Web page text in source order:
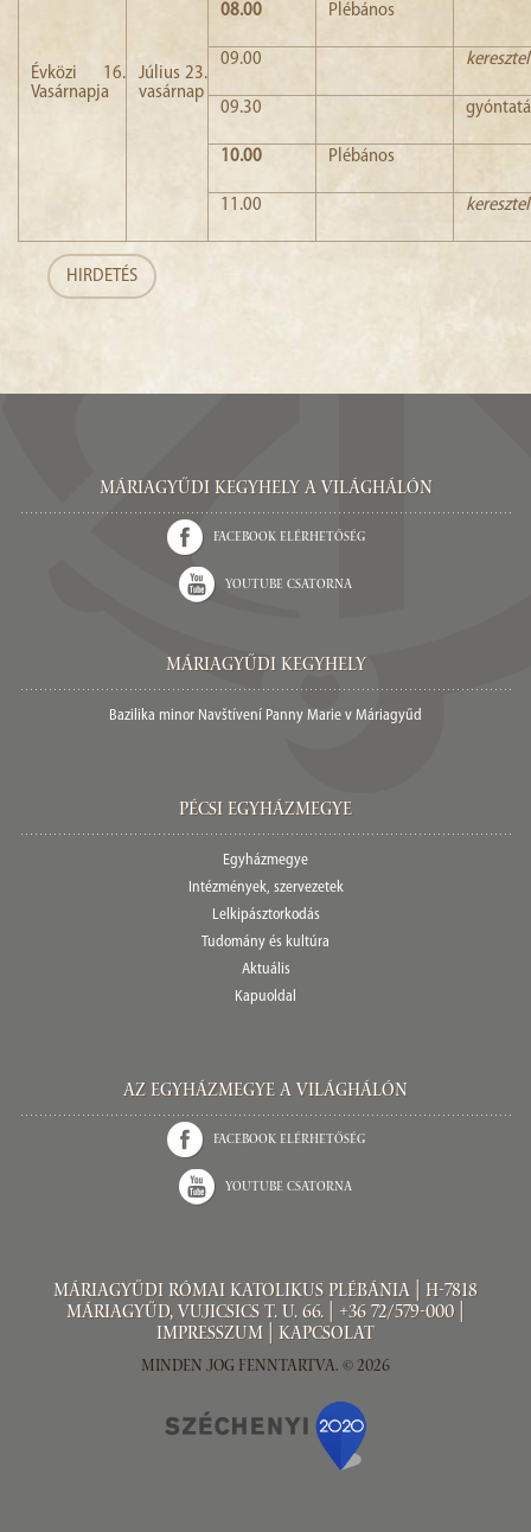
Évközi 16.
Vasárnapja
Július 23.
vasárnap
08.00 Plébános
09.00
09.30
10.00 Plébános
11.00
HIRDETÉS
Máriagyűdi Kegyhely a világhálón
Facebook elérhetőség
Youtube csatorna
Máriagyűdi Kegyhely
Bazilika minor Navštívení Panny Marie v Máriagyűd
Pécsi egyházmegye
Egyházmegye
Intézmények, szervezetek
Lelkipásztorkodás
Tudomány és kultúra
Aktuális
Kapuoldal
Az Egyházmegye a világhálón
Facebook elérhetőség
Youtube csatorna
Máriagyűdi Római Katolikus Plébánia | H-7818
Máriagyűd, Vujicsics T. u. 66. | +36 72/579-000 |
Impresszum
Kapcsolat
Minden jog fenntartva. © 2026